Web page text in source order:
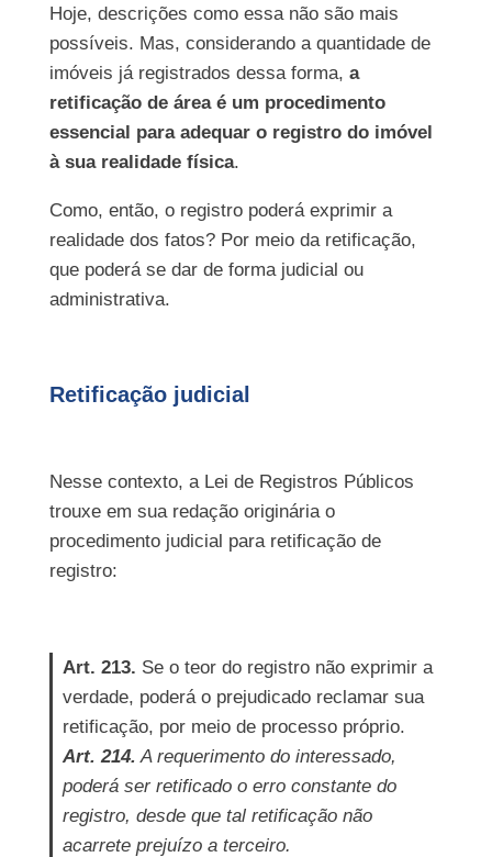
Hoje, descrições como essa não são mais
possíveis. Mas, considerando a quantidade de
imóveis já registrados dessa forma, a
retificação de área é um procedimento
essencial para adequar o registro do imóvel
à sua realidade física.
Como, então, o registro poderá exprimir a
realidade dos fatos? Por meio da retificação,
que poderá se dar de forma judicial ou
administrativa.
Retificação judicial
Nesse contexto, a Lei de Registros Públicos
trouxe em sua redação originária o
procedimento judicial para retificação de
registro:
Art. 213. Se o teor do registro não exprimir a
verdade, poderá o prejudicado reclamar sua
retificação, por meio de processo próprio.
Art. 214. A requerimento do interessado,
poderá ser retificado o erro constante do
registro, desde que tal retificação não
acarrete prejuízo a terceiro.